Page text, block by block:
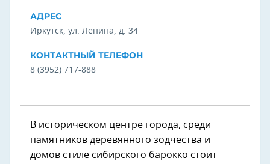
АДРЕС
Иркутск, ул. Ленина, д. 34
КОНТАКТНЫЙ ТЕЛЕФОН
8 (3952) 717-888
В историческом центре города, среди
памятников деревянного зодчества и
домов стиле сибирского барокко стоит